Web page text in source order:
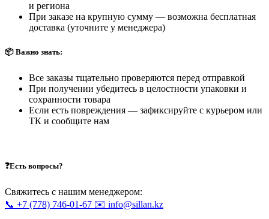
и региона
При заказе на крупную сумму — возможна бесплатная
доставка (уточните у менеджера)
📦 Важно знать:
Все заказы тщательно проверяются перед отправкой
При получении убедитесь в целостности упаковки и
сохранности товара
Если есть повреждения — зафиксируйте с курьером или
ТК и сообщите нам
❓Есть вопросы?
Свяжитесь с нашим менеджером:
📞 +7 (778) 746-01-67 ✉️ info@sillan.kz